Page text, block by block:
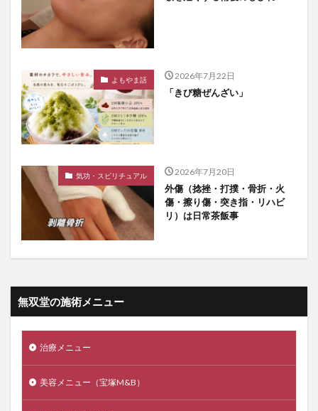
よもやま話 2026年7月22日
「きび糖ぜんざい」
気功・スピリチュアル 2026年7月20日
外傷（捻挫・打撲・骨折・火
傷・擦り傷・突き指・リハビ
リ）は日常茶飯事
無双堂の施術メニュー
治療メニュー
美容メニュー（宝塚M&B）